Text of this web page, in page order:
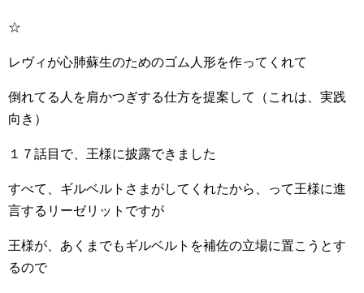
☆
レヴィが心肺蘇生のためのゴム人形を作ってくれて
倒れてる人を肩かつぎする仕方を提案して（これは、実践
向き）
１７話目で、王様に披露できました
すべて、ギルベルトさまがしてくれたから、って王様に進
言するリーゼリットですが
王様が、あくまでもギルベルトを補佐の立場に置こうとす
るので